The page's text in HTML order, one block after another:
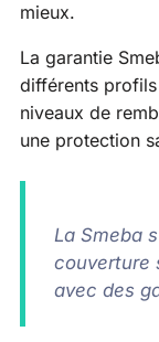
mieux.
La garantie
différents profils
niveaux de
une protection
La Smeba
couverture
avec des